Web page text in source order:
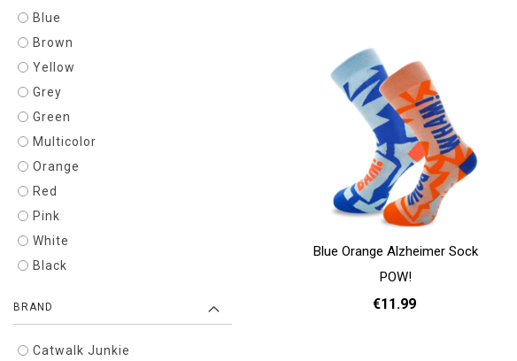
Blue Orange Alzheimer Sock
POW!
€11.99
Blue
Brown
Yellow
Grey
Green
Multicolor
Orange
Red
Pink
White
Black
BRAND
Catwalk Junkie